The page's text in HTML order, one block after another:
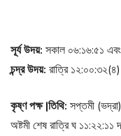
সূর্য উদয়: সকাল ০৬:১৬:৫১ এবং
চন্দ্র উদয়: রাত্রি
কৃষ্ণ পক্ষ |তিথি: সপ্তমী
অষ্টমী শেষ রাত্রি ঘ